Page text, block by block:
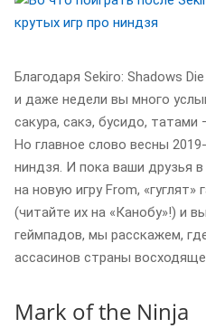
Благодаря Sekiro: Shadows
и даже недели вы много
сакура, сакэ, бусидо,
Но главное слово весны
ниндзя. И пока ваши друзья
на новую игру From,
(читайте их на «Канобу»!) и
геймпадов, мы расскажем,
ассасинов страны
Mark of the Ninja